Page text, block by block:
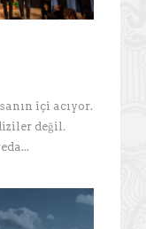
içi acıyor.
değil.